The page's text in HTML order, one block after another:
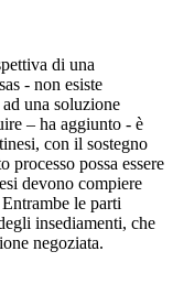
di una
- non esiste
una soluzione
– ha aggiunto - è
con il sostegno
possa essere
devono compiere
le parti
insediamenti, che
negoziata.